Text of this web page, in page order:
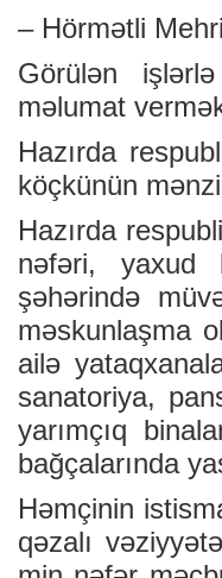
– Hörmətli
Görülən
məlumat
Hazırda
köçkünün
Hazırda
nəfəri, yaxud
şəhərində
məskunlaşma
ailə
sanatoriya,
yarımçıq
bağçalarında
Həmçinin
qəzalı